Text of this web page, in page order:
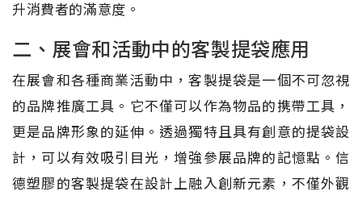
升消費者的滿意度。
二、展會和活動中的客製提袋應用
在展會和各種商業活動中，客製提袋是一個不可忽視
的品牌推廣工具。它不僅可以作為物品的携帶工具，
更是品牌形象的延伸。透過獨特且具有創意的提袋設
計，可以有效吸引目光，增強參展品牌的記憶點。信
德塑膠的客製提袋在設計上融入創新元素，不僅外觀